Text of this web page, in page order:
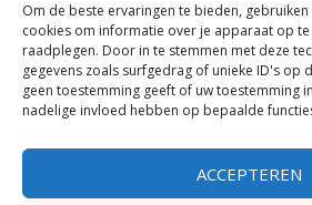
Om de beste ervaringen te bieden,
cookies om informatie over je apparaat op
raadplegen. Door in te stemmen met deze
gegevens zoals surfgedrag of unieke ID's op
geen toestemming geeft of uw toestemming
nadelige invloed hebben op bepaalde
ACCEPTEREN